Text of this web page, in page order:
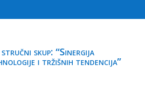
skup: “Sinergija
i tržišnih tendencija”